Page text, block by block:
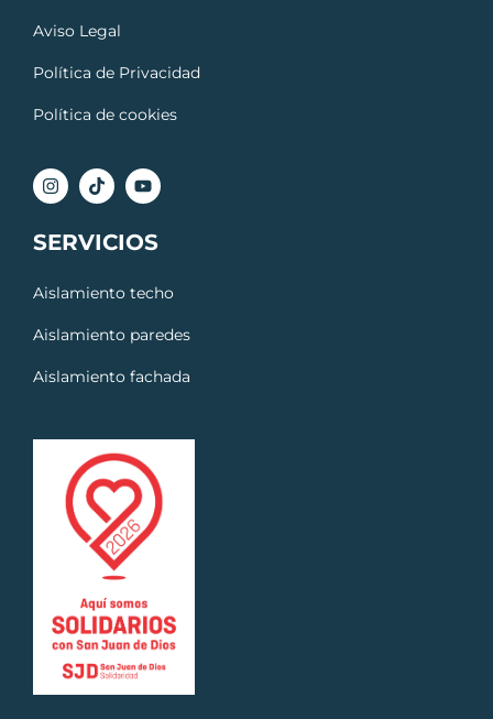
Aviso Legal
Política de Privacidad
Política de cookies
SERVICIOS
Aislamiento techo
Aislamiento paredes
Aislamiento fachada